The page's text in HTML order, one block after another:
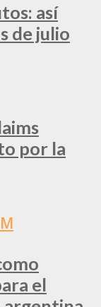
así
de julio
por la
el